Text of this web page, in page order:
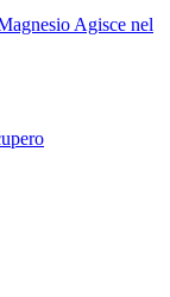
Agisce nel